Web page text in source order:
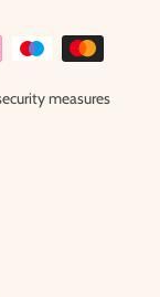
measures